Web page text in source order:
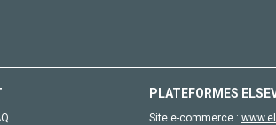
PLATEFORMES
Site e-commerce :